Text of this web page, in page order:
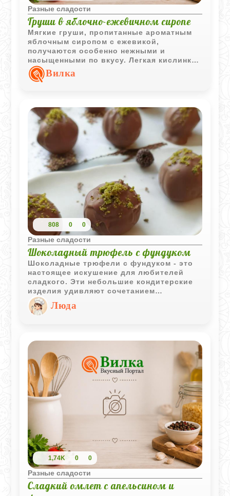
Разные сладости
Груши в яблочно-ежевичном сиропе
Мягкие груши, пропитанные ароматным
яблочным сиропом с ежевикой,
получаются особенно нежными и
насыщенными по вкусу. Легкая кислинка
ягод и прохладный йогурт делают десерт
свежим, сбалансированным и очень
Вилка
808 0 0
Разные сладости
Шоколадный трюфель с фундуком
Шоколадные трюфели с фундуком - это
настоящее искушение для любителей
сладкого. Эти небольшие кондитерские
изделия удивляют сочетанием
насыщенного вкуса черного шоколада и
нежных оттенков обжаренного фундука.
подачей. Попробуйте и убедитесь сами!
Люда
1,74K 0 0
Разные сладости
Сладкий омлет с апельсином и